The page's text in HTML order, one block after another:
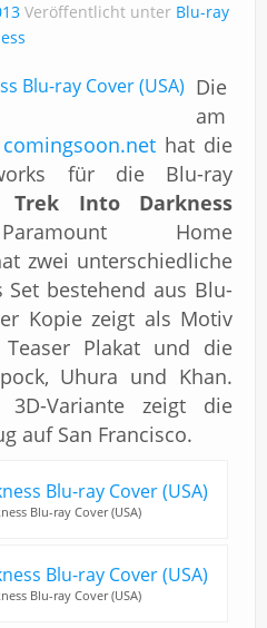
Veröffentlicht unter Blu-ray
Die
am
comingsoon.net hat die
für die Blu-ray
Trek Into Darkness
Home
zwei unterschiedliche
Set bestehend aus Blu-
Kopie zeigt als Motiv
Plakat und die
Uhura und Khan.
Variante zeigt die
auf San Francisco.
Blu-ray Cover (USA)
Blu-ray Cover (USA)